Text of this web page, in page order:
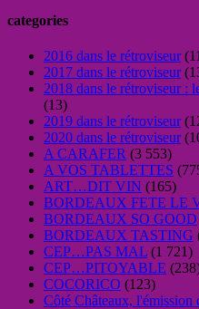
categories
2016 dans le rétroviseur
2017 dans le rétroviseur
2018 dans le rétroviseur :
(13)
2019 dans le rétroviseur
2020 dans le rétroviseur
A CARAFER (3 553)
A VOS TABLETTES
ART…DIT VIN (165)
BORDEAUX FETE LE
BORDEAUX SO GOOD
BORDEAUX TASTING
CEP…PAS MAL (1 721)
CEP…PITOYABLE
COCORICO (123)
Côté Châteaux, l'émission